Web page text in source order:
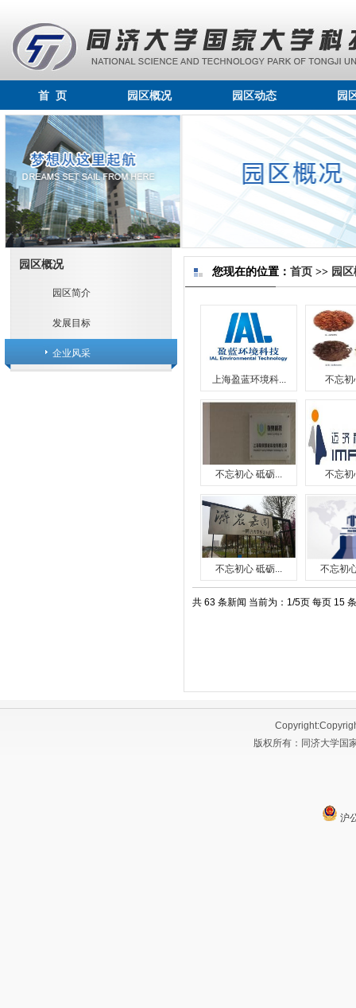
首 页 园区概况 园区动态 园
园区概况
园区简介
发展目标
企业风采
您现在的位置： 首页 >> 园
上海盈蓝环境科... 不忘初
不忘初心 砥砺... 不忘初
不忘初心 砥砺... 不忘初
共 63 条新闻 当前为：1/5页 每页 15 条
版权所有：同济大学国
沪